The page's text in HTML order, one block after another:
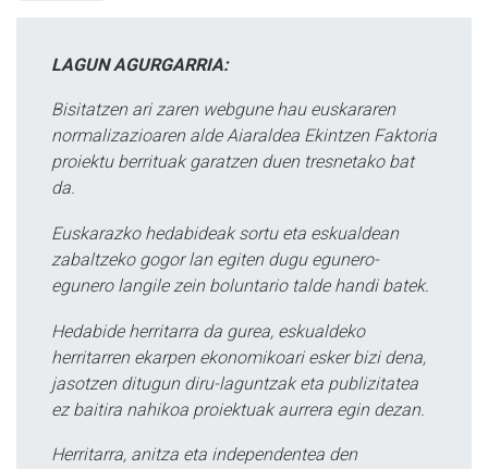
LAGUN AGURGARRIA:
Bisitatzen ari zaren webgune hau euskararen
normalizazioaren alde Aiaraldea Ekintzen Faktoria
proiektu berrituak garatzen duen tresnetako bat
da.
Euskarazko hedabideak sortu eta eskualdean
zabaltzeko gogor lan egiten dugu egunero-
egunero langile zein boluntario talde handi batek.
Hedabide herritarra da gurea, eskualdeko
herritarren ekarpen ekonomikoari esker bizi dena,
jasotzen ditugun diru-laguntzak eta publizitatea
ez baitira nahikoa proiektuak aurrera egin dezan.
Herritarra, anitza eta independentea den